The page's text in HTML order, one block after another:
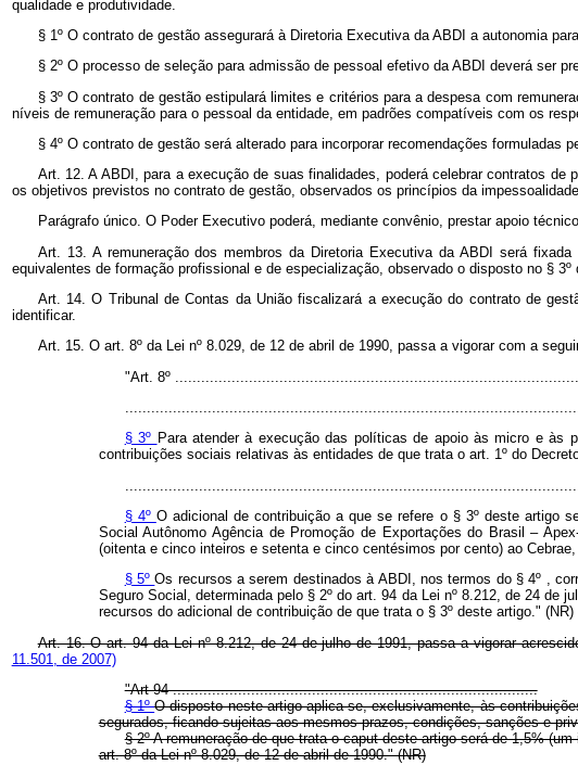
qualidade e produtividade.
§ 1º O contrato de gestão assegurará à Diretoria Executiva da ABDI a autonomia
§ 2º O processo de seleção para admissão de pessoal efetivo da ABDI deverá ser
§ 3º O contrato de gestão estipulará limites e critérios para a despesa com
níveis de remuneração para o pessoal da entidade, em padrões compatíveis com os
§ 4º O contrato de gestão será alterado para incorporar recomendações formuladas
Art. 12. A ABDI, para a execução de suas finalidades, poderá celebrar contratos
os objetivos previstos no contrato de gestão, observados os princípios da
Parágrafo único. O Poder Executivo poderá, mediante convênio, prestar apoio
Art. 13. A remuneração dos membros da Diretoria Executiva da ABDI será
equivalentes de formação profissional e de especialização, observado o disposto no § 3º
Art. 14. O Tribunal de Contas da União fiscalizará a execução do contrato de
identificar.
Art. 15. O art. 8º da Lei nº 8.029, de 12 de abril de 1990, passa a vigorar com a
"Art. 8º
§ 3º Para atender à execução das políticas de apoio às micro e às
contribuições sociais relativas às entidades de que trata o art. 1º do
§ 4º O adicional de contribuição a que se refere o § 3º deste artigo
Social Autônomo Agência de Promoção de Exportações do Brasil –
(oitenta e cinco inteiros e setenta e cinco centésimos por cento) ao
§ 5ºOs recursos a serem destinados à ABDI, nos termos do § 4º ,
Seguro Social, determinada pelo § 2º do art. 94 da Lei nº 8.212, de 24 de
recursos do adicional de contribuição de que trata o § 3º deste artigo." (NR)
Art. 16. O art. 94 da Lei nº 8.212, de 24 de julho de 1991, passa a vigorar
11.501, de 2007)
"Art 94 ....................................................................................
§ 1ºO disposto neste artigo aplica-se, exclusivamente, às
segurados, ficando sujeitas aos mesmos prazos, condições, sanções e
§ 2º A remuneração de que trata o caput deste artigo será de 1,5%
art. 8º da Lei nº 8.029, de 12 de abril de 1990." (NR)